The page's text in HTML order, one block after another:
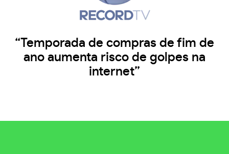
“Temporada de compras de fim de
ano aumenta risco de golpes na
internet”